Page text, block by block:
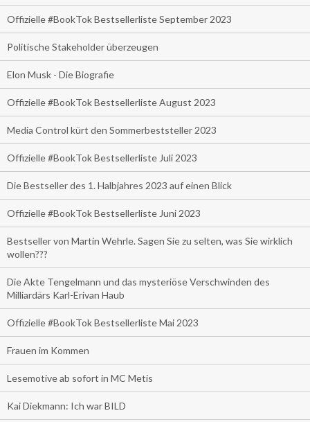
Offizielle #BookTok Bestsellerliste September 2023
Politische Stakeholder überzeugen
Elon Musk - Die Biografie
Offizielle #BookTok Bestsellerliste August 2023
Media Control kürt den Sommerbeststeller 2023
Offizielle #BookTok Bestsellerliste Juli 2023
Die Bestseller des 1. Halbjahres 2023 auf einen Blick
Offizielle #BookTok Bestsellerliste Juni 2023
Bestseller von Martin Wehrle. Sagen Sie zu selten, was Sie wirklich
wollen???
Die Akte Tengelmann und das mysteriöse Verschwinden des
Milliardärs Karl-Erivan Haub
Offizielle #BookTok Bestsellerliste Mai 2023
Frauen im Kommen
Lesemotive ab sofort in MC Metis
Kai Diekmann: Ich war BILD